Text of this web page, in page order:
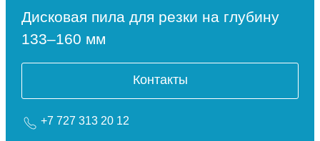
Дисковая пила для резки на глубину
133–160 мм
Контакты
+7 727 313 20 12